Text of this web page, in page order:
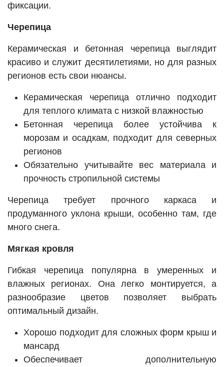
фиксации.
Черепица
Керамическая и бетонная черепица выглядит
красиво и служит десятилетиями, но для разных
регионов есть свои нюансы.
Керамическая черепица отлично подходит
для теплого климата с низкой влажностью
Бетонная черепица более устойчива к
морозам и осадкам, подходит для северных
регионов
Обязательно учитывайте вес материала и
прочность стропильной системы
Черепица требует прочного каркаса и
продуманного уклона крыши, особенно там, где
много снега.
Мягкая кровля
Гибкая черепица популярна в умеренных и
влажных регионах. Она легко монтируется, а
разнообразие цветов позволяет выбрать
оптимальный дизайн.
Хорошо подходит для сложных форм крыш и
мансард
Обеспечивает дополнительную